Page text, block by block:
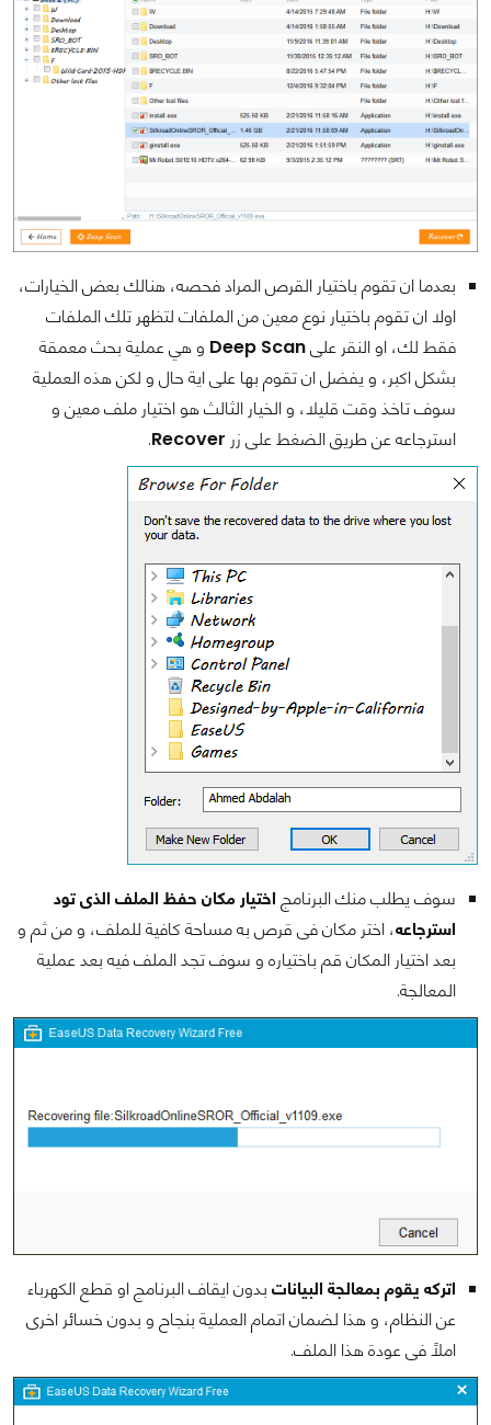
بعدما ان تقوم باختيار القرص المراد فحصه، هنالك بعض الخيارات،
اولا ان تقوم باختيار نوع معين من الملفات لتظهر تلك الملفات
فقط لك، او النقر علىDeep Scan و هي عملية بحث معمقة
بشكل اكبر، و يفضل ان تقوم بها على اية حال و لكن هذه العملية
سوف تاخذ وقت قليلا، و الخيار الثالث هو اختيار ملف معين و
استرجاعه عن طريق الضغط على زر Recover
.
سوف يطلب منك البرنامج اختيار مكان حفظ الملف الذى تود
استرجاعه، اختر مكان فى قرص به مساحة كافية للملف، و من ثم و
بعد اختيار المكان قم باختياره و سوف تجد الملف فيه بعد عملية
المعالجة.
اتركه يقوم بمعالجة البيانات بدون ايقاف البرنامج او قطع الكهرباء
عن النظام، و هذا لضمان اتمام العملية بنجاح و بدون خسائر اخرى
املاً فى عودة هذا الملف.